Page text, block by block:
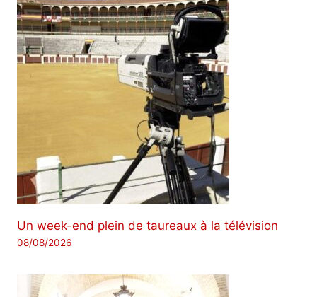
Un week-end plein de taureaux à la télévision
08/08/2026